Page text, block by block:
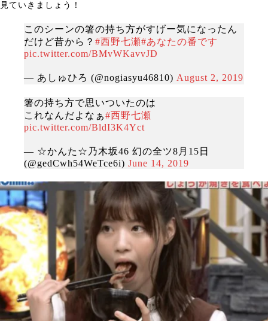
見ていきましょう！
このシーンの箸の持ち方がすげー気になったん
だけど昔から？ #西野七瀬#あなたの番です
pic.twitter.com/BMvWKavvJD
— あしゅひろ (@nogiasyu46810) August 2, 2019
箸の持ち方で思いついたのは
これなんだよなぁ#西野七瀬
pic.twitter.com/BldI3K4Yct
— ☆かんた☆乃木坂46 幻の全ツ8月15日
(@gedCwh54WeTce6i) June 14, 2019